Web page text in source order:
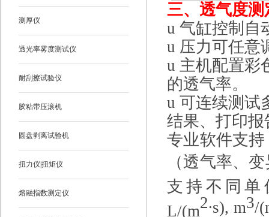
测厚仪
透光率雾度测试仪
耐刮擦试验仪
胶粘带压滚机
圆盘剥离试验机
扭力仪|扭矩仪
熔融指数测定仪
三、 透气度
u 气缸控制自
u 压力可任意
u 主机配置彩
的透气率。
u 可连续测试
结果、打印报
专业软件支
（透气率、
支持不同单
L/(m2∙s), m3/